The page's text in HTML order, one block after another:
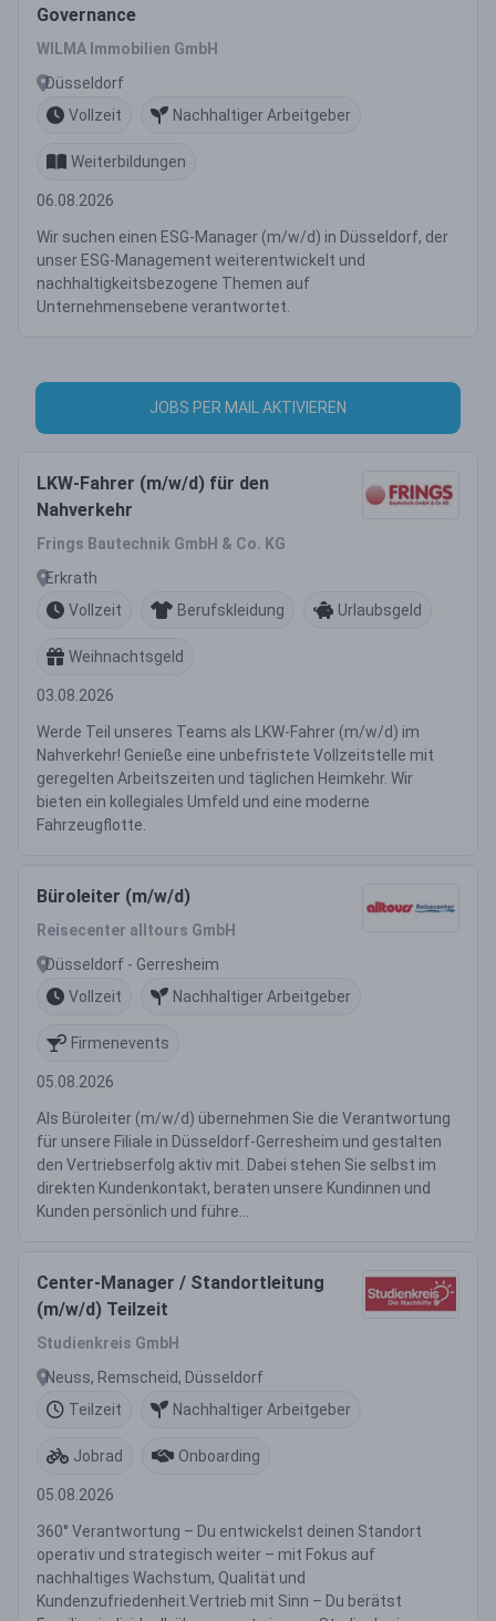
Governance
WILMA Immobilien GmbH
Düsseldorf
Vollzeit
Nachhaltiger Arbeitgeber
Weiterbildungen
06.08.2026
Wir suchen einen ESG-Manager (m/w/d) in Düsseldorf, der
unser ESG-Management weiterentwickelt und
nachhaltigkeitsbezogene Themen auf
Unternehmensebene verantwortet.
JOBS PER MAIL AKTIVIEREN
LKW-Fahrer (m/w/d) für den
Nahverkehr
Frings Bautechnik GmbH & Co. KG
Erkrath
Vollzeit
Berufskleidung Urlaubsgeld
Weihnachtsgeld
03.08.2026
Werde Teil unseres Teams als LKW-Fahrer (m/w/d) im
Nahverkehr! Genieße eine unbefristete Vollzeitstelle mit
geregelten Arbeitszeiten und täglichen Heimkehr. Wir
bieten ein kollegiales Umfeld und eine moderne
Fahrzeugflotte.
Büroleiter (m/w/d)
Reisecenter alltours GmbH
Düsseldorf - Gerresheim
Vollzeit
Nachhaltiger Arbeitgeber
Firmenevents
05.08.2026
Als Büroleiter (m/w/d) übernehmen Sie die Verantwortung
für unsere Filiale in Düsseldorf-Gerresheim und gestalten
den Vertriebserfolg aktiv mit. Dabei stehen Sie selbst im
direkten Kundenkontakt, beraten unsere Kundinnen und
Kunden persönlich und führe...
Center-Manager / Standortleitung
(m/w/d) Teilzeit
Studienkreis GmbH
Neuss, Remscheid, Düsseldorf
Teilzeit
Nachhaltiger Arbeitgeber
Jobrad Onboarding
05.08.2026
360° Verantwortung – Du entwickelst deinen Standort
operativ und strategisch weiter – mit Fokus auf
nachhaltiges Wachstum, Qualität und
Kundenzufriedenheit.Vertrieb mit Sinn – Du berätst